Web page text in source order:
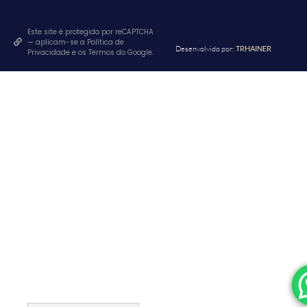
Este site é protegido por reCAPTCHA
— aplicam-se a Política de
Privacidade e os Termos do Google.
Desenvolvido por: TRHAINER